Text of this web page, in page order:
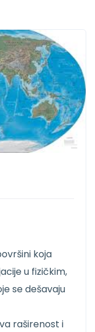
koja
u fizičkim,
se dešavaju
raširenost i